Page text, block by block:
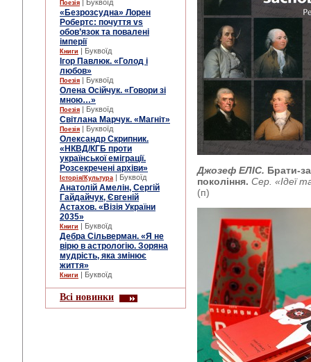
Поезія | Буквоїд
«Безрозсудна» Лорен
Робертс: почуття vs
обов’язок та повалені
імперії
Книги | Буквоїд
Ігор Павлюк. «Голод і
любов»
Поезія | Буквоїд
Олена Осійчук. «Говори зі
мною…»
Поезія | Буквоїд
Світлана Марчук. «Магніт»
Поезія | Буквоїд
Олександр Скрипник.
«НКВД/КГБ проти
української еміграції.
Розсекречені архіви»
Історія/Культура | Буквоїд
Анатолій Амелін, Сергій
Гайдайчук, Євгеній
Астахов. «Візія України
2035»
Книги | Буквоїд
Дебра Сільверман. «Я не
вірю в астрологію. Зоряна
мудрість, яка змінює
життя»
Книги | Буквоїд
Всі новинки
Джозеф ЕЛІС. Брати-
покоління. Сер. «Ідеї
(п)